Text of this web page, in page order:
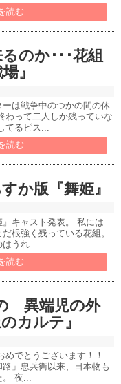
読む
のか･･･花組
場』
ーは戦争中のつかの間の休
わって二人しか残っていな
てるピス...
読む
か版『舞姫』
キャスト発表。 私には
根強く残っている花組。
うれ...
読む
異端児の外
カルテ』
でとうございます！！
」忠兵衛以来、日本物も
夜...